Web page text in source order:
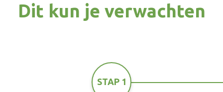
Dit kun je verwachten
STAP 1